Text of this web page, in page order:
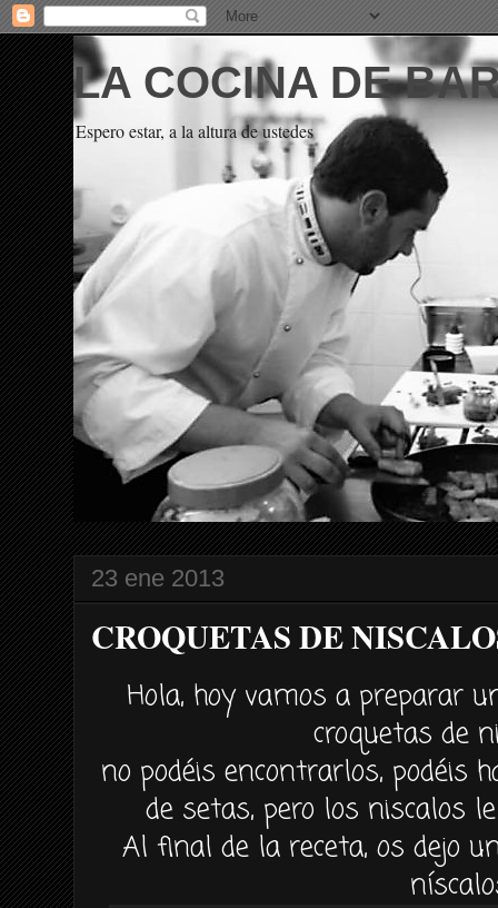
LA COCINA DE
Espero estar, a la altura de ustedes
23 ene 2013
CROQUETAS DE
Hola, hoy vamos a preparar
croquetas de
no podéis encontrarlos, podéis
de setas, pero los niscalos
Al final de la receta, os dejo